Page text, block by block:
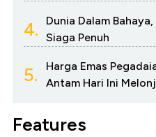
4.
Dunia Dalam
Siaga Penuh
5.
Harga Emas
Antam Hari Ini
Features